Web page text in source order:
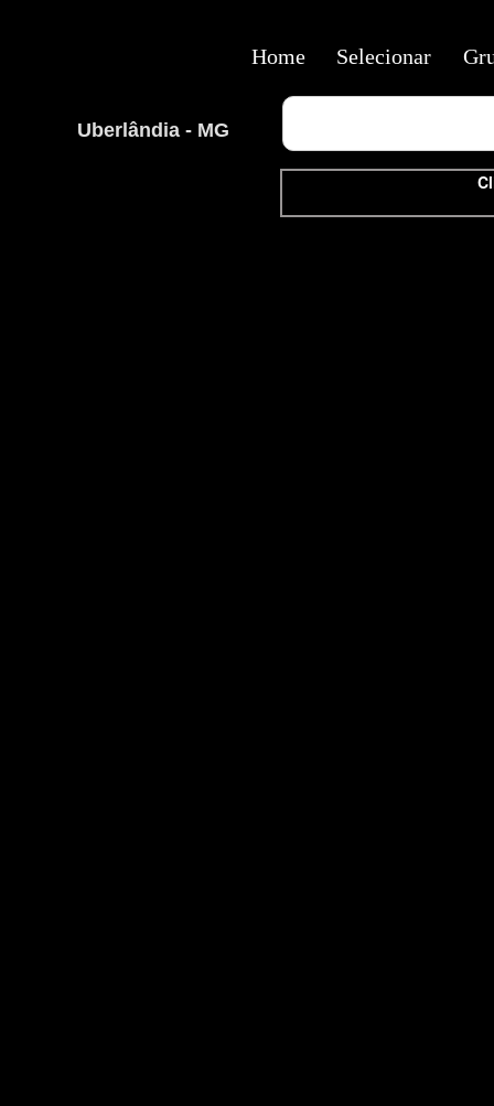
Uberlândia - MG
Home Selecionar